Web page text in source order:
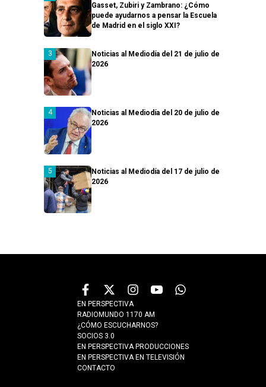
Gasset, Zubiri y Zambrano: ¿Cómo
puede ayudarnos a pensar la Escuela
de Madrid en el siglo XXI?
Noticias al Mediodía del 21 de julio de
2026
Noticias al Mediodía del 20 de julio de
2026
Noticias al Mediodía del 17 de julio de
2026
EN PERSPECTIVA
RADIOMUNDO 1170 AM
¿CÓMO ESCUCHARNOS?
SOCIOS 3.0
EN PERSPECTIVA PRODUCCIONES
EN PERSPECTIVA EN TELEVISIÓN
CONTACTO